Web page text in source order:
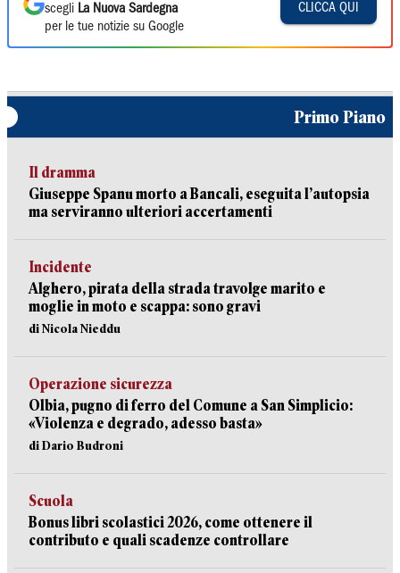
scegli La Nuova Sardegna
per le tue notizie su Google
CLICCA QUI
Primo Piano
Il dramma
Giuseppe Spanu morto a Bancali, eseguita l’autopsia
ma serviranno ulteriori accertamenti
Incidente
Alghero, pirata della strada travolge marito e
moglie in moto e scappa: sono gravi
di Nicola Nieddu
Operazione sicurezza
Olbia, pugno di ferro del Comune a San Simplicio:
«Violenza e degrado, adesso basta»
di Dario Budroni
Scuola
Bonus libri scolastici 2026, come ottenere il
contributo e quali scadenze controllare